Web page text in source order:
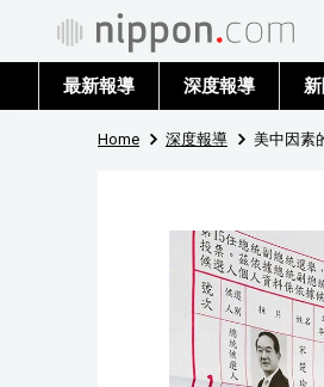
最新報導 深度報導
Home 深度報導 美中因素